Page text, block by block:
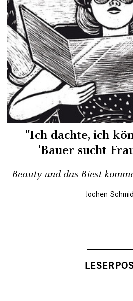
"Ich dachte, ich
'Bauer sucht
Beauty und das Biest
Jochen